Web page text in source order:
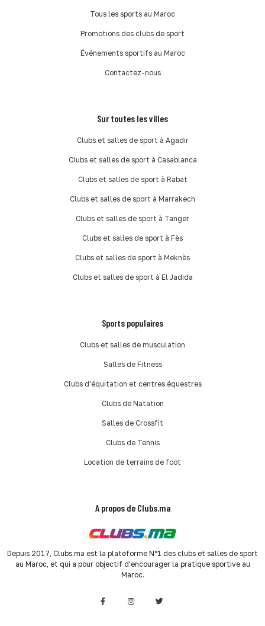
Tous les sports au Maroc
Promotions des clubs de sport
Événements sportifs au Maroc
Contactez-nous
Sur toutes les villes
Clubs et salles de sport à Agadir
Clubs et salles de sport à Casablanca
Clubs et salles de sport à Rabat
Clubs et salles de sport à Marrakech
Clubs et salles de sport à Tanger
Clubs et salles de sport à Fès
Clubs et salles de sport à Meknès
Clubs et salles de sport à El Jadida
Sports populaires
Clubs et salles de musculation
Salles de Fitness
Clubs d'équitation et centres équestres
Clubs de Natation
Salles de Crossfit
Clubs de Tennis
Location de terrains de foot
A propos de Clubs.ma
Depuis 2017, Clubs.ma est la plateforme N°1 des clubs et salles de sport
au Maroc, et qui a pour objectif d'encourager la pratique sportive au
Maroc.